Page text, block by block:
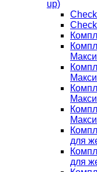
up)
для
для